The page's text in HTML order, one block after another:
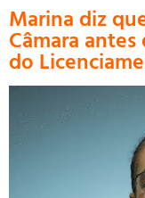
Marina diz
Câmara
do